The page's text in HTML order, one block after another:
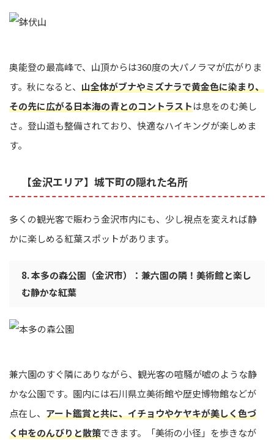
奥能登の最高峰で、山頂からは360度の大パノラマが広がりま
す。秋になると、 山全体がブナやミズナラで黄金色に染まり、
その先に広がる日本海の青とのコントラストは息をのむ美し
さ。登山道も整備されており、快適なハイキングが楽しめま
す。
【金沢エリア】城下町の隠れた名所
多くの観光客で賑わう金沢市内にも、少し視点を変えれば静
かに楽しめる紅葉スポットがあります。
8. 本多の森公園（金沢市）：兼六園の隣！美術館と楽し
む静かな紅葉
兼六園のすぐ隣にありながら、観光客の喧騒が嘘のような静
かな公園です。園内には石川県立美術館や歴史博物館などが
点在し、 アート鑑賞と共に、イチョウやケヤキが美しく色づ
く中をのんびりと散策できます。「美術の小径」を歩きなが